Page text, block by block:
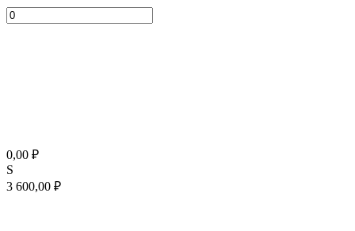
0,00 ₽
S
3 600,00 ₽